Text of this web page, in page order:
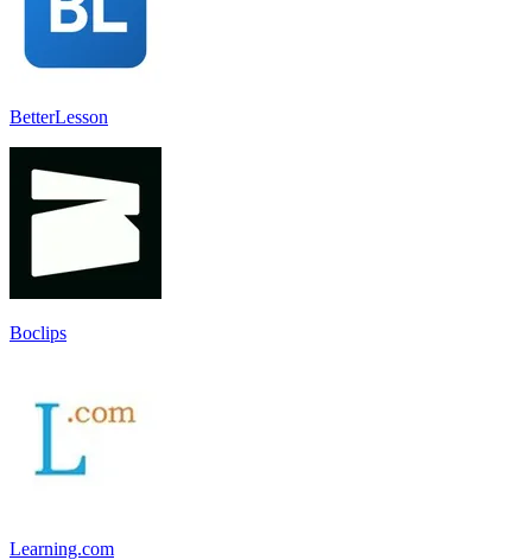
BetterLesson
Boclips
Learning.com